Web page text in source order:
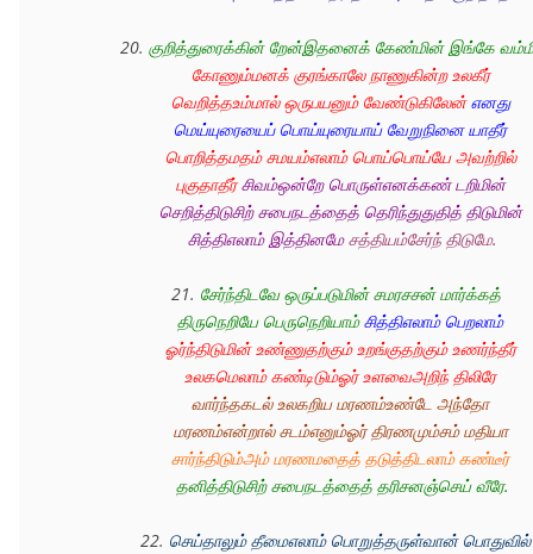
20. குறித்துரைக்கின் றேன்இதனைக் கேண்மின் இங்கே
கோணும்மனக் குரங்காலே நாணுகின்ற உலகீர்
வெறித்தஉம்மால் ஒருபயனும் வேண்டுகிலேன் எனது
மெய்யுரையைப் பொய்யுரையாய் வேறுநினை யாதீர்
பொறித்தமதம் சமயம்எலாம் பொய்பொய்யே அவற்றில்
புகுதாதீர் சிவம்ஒன்றே பொருள்எனக்கண் டறிமின்
செறித்திடுசிற் சபைநடத்தைத் தெரிந்துதுதித் திடுமின்
சித்திஎலாம் இத்தினமே சத்தியம்சேர்ந் திடுமே.
21. சேர்ந்திடவே ஒருப்படுமின் சமரசசன் மார்க்கத்
திருநெறியே பெருநெறியாம் சித்திஎலாம் பெறலாம்
ஓர்ந்திடுமின் உண்ணுதற்கும் உறங்குதற்கும் உணர்ந்தீர்
உலகமெலாம் கண்டிடும்ஓர் உளவைஅறிந் திலிரே
வார்ந்தகடல் உலகறிய மரணம்உண்டே அந்தோ
மரணம்என்றால் சடம்எனும்ஓர் திரணமும்சம் மதியா
சார்ந்திடும்அம் மரணமதைத் தடுத்திடலாம் கண்டீர்
தனித்திடுசிற் சபைநடத்தைத் தரிசனஞ்செய் வீரே.
22. செய்தாலும் தீமைஎலாம் பொறுத்தருள்வான்